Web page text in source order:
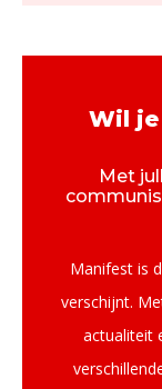
Wil je
Met
Manifest is
verschijnt.
actualiteit